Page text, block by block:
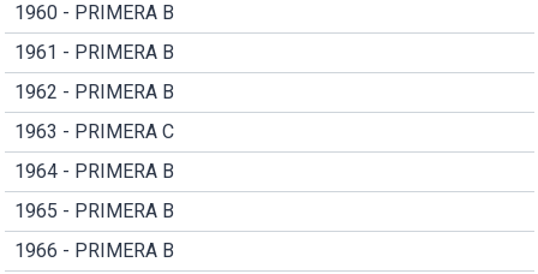
1960 - PRIMERA B
1961 - PRIMERA B
1962 - PRIMERA B
1963 - PRIMERA C
1964 - PRIMERA B
1965 - PRIMERA B
1966 - PRIMERA B